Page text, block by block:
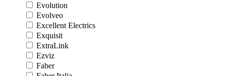
Evolution
Evolveo
Excellent Electrics
Exquisit
ExtraLink
Ezviz
Faber